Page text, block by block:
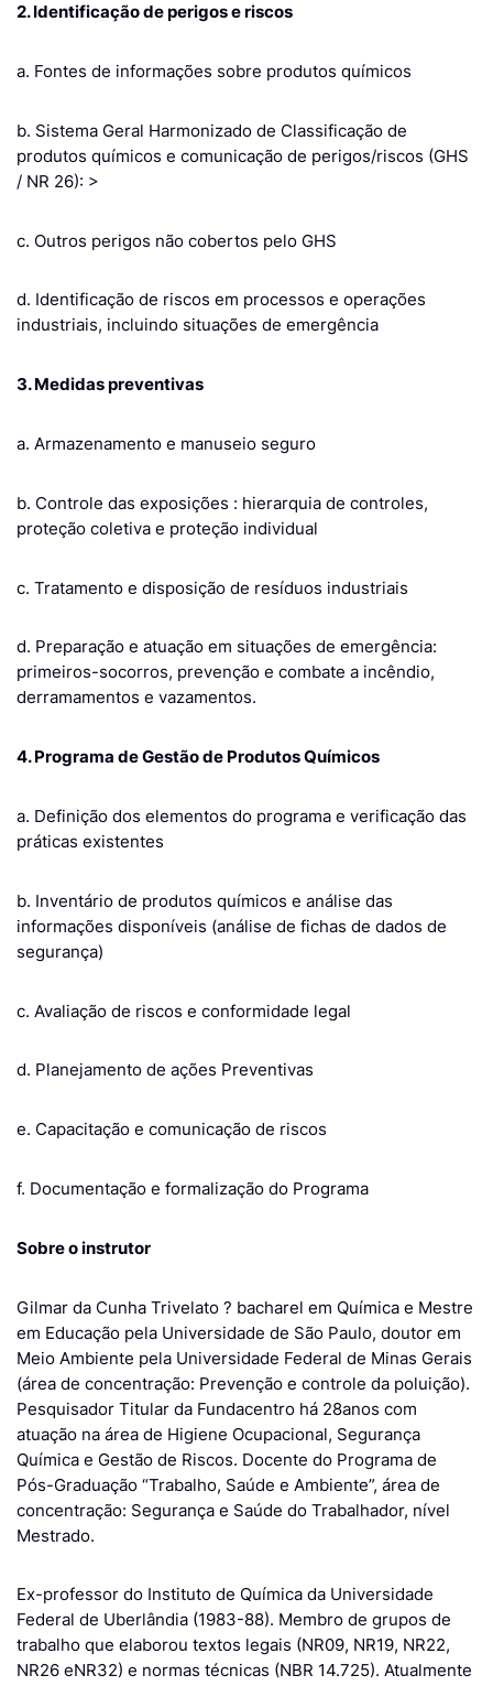
2. Identificação de perigos e riscos
a. Fontes de informações sobre produtos químicos
b. Sistema Geral Harmonizado de Classificação de
produtos químicos e comunicação de perigos/riscos (GHS
/ NR 26): >
c. Outros perigos não cobertos pelo GHS
d. Identificação de riscos em processos e operações
industriais, incluindo situações de emergência
3. Medidas preventivas
a. Armazenamento e manuseio seguro
b. Controle das exposições : hierarquia de controles,
proteção coletiva e proteção individual
c. Tratamento e disposição de resíduos industriais
d. Preparação e atuação em situações de emergência:
primeiros-socorros, prevenção e combate a incêndio,
derramamentos e vazamentos.
4. Programa de Gestão de Produtos Químicos
a. Definição dos elementos do programa e verificação das
práticas existentes
b. Inventário de produtos químicos e análise das
informações disponíveis (análise de fichas de dados de
segurança)
c. Avaliação de riscos e conformidade legal
d. Planejamento de ações Preventivas
e. Capacitação e comunicação de riscos
f. Documentação e formalização do Programa
Sobre o instrutor
Gilmar da Cunha Trivelato ? bacharel em Química e Mestre
em Educação pela Universidade de São Paulo, doutor em
Meio Ambiente pela Universidade Federal de Minas Gerais
(área de concentração: Prevenção e controle da poluição).
Pesquisador Titular da Fundacentro há 28anos com
atuação na área de Higiene Ocupacional, Segurança
Química e Gestão de Riscos. Docente do Programa de
Pós-Graduação “Trabalho, Saúde e Ambiente”, área de
concentração: Segurança e Saúde do Trabalhador, nível
Mestrado.
Ex-professor do Instituto de Química da Universidade
Federal de Uberlândia (1983-88). Membro de grupos de
trabalho que elaborou textos legais (NR09, NR19, NR22,
NR26 eNR32) e normas técnicas (NBR 14.725). Atualmente